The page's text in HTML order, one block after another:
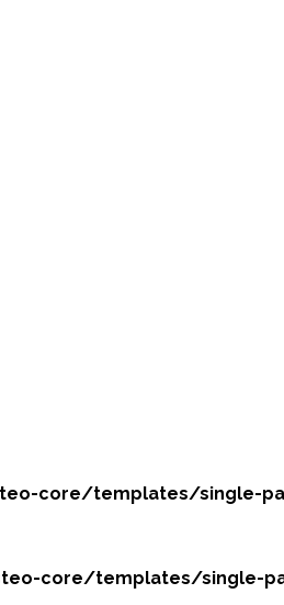
core/templates/single-
core/templates/single-